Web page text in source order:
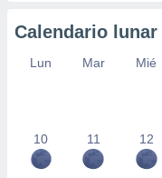
Calendario lunar
Lun Mar Mié
10 11 12